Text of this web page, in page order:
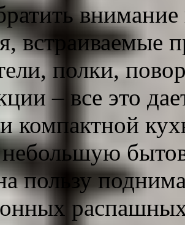
встраиваемые
полки,
– все это
компактной
пользу